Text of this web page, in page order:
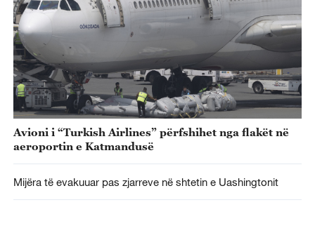
Avioni i “Turkish Airlines” përfshihet nga flakët në
aeroportin e Katmandusë
Mijëra të evakuuar pas zjarreve në shtetin e Uashingtonit